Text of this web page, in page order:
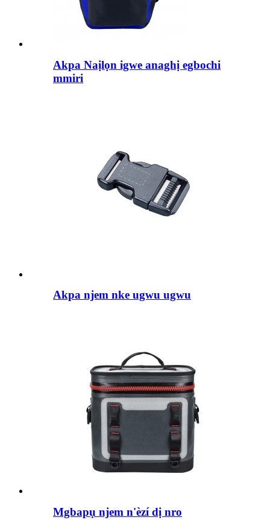
Akpa Naịlọn igwe anaghị egbochi
mmiri
Akpa njem nke ugwu ugwu
Mgbapụ njem n'èzí dị nro